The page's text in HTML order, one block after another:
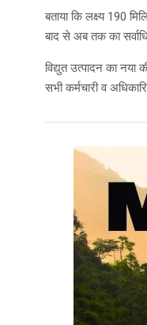
बताया कि लक्ष्य 190
बाद से अब तक का
विद्युत उत्पादन का नया
सभी कर्मचारी व